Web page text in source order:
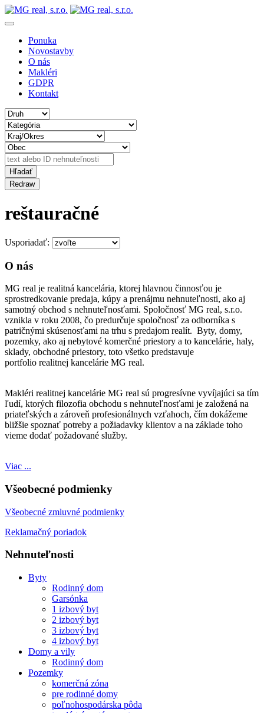
Ponuka
Novostavby
O nás
Makléri
GDPR
Kontakt
reštauračné
Usporiadať:
O nás
MG real je realitná kancelária, ktorej hlavnou činnosťou je
sprostredkovanie predaja, kúpy a prenájmu nehnuteľnosti, ako aj
samotný obchod s nehnuteľnosťami. Spoločnosť MG real, s.r.o.
vznikla v roku 2008, čo predurčuje spoločnosť za odborníka s
patričnými skúsenosťami na trhu s predajom realít. Byty, domy,
pozemky, ako aj nebytové komerčné priestory a to kancelárie, haly,
sklady, obchodné priestory, toto všetko predstavuje
portfolio realitnej kancelárie MG real.
Makléri realitnej kancelárie MG real sú progresívne vyvíjajúci sa tím
ľudí, ktorých filozofia obchodu s nehnuteľnosťami je založená na
priateľských a zároveň profesionálnych vzťahoch, čím dokážeme
bližšie spoznať potreby a požiadavky klientov a na základe toho
vieme dodať požadované služby.
Viac ...
Všeobecné podmienky
Všeobecné zmluvné podmienky
Reklamačný poriadok
Nehnuteľnosti
Byty
Rodinný dom
Garsónka
1 izbový byt
2 izbový byt
3 izbový byt
4 izbový byt
Domy a vily
Rodinný dom
Pozemky
komerčná zóna
pre rodinné domy
poľnohospodárska pôda